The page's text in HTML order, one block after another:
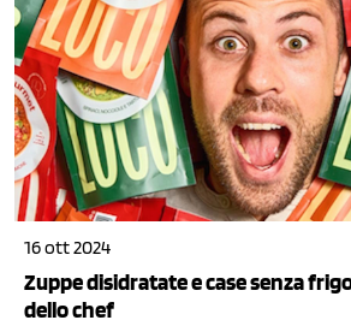
16 ott 2024
Zuppe disidratate e case senza
dello chef